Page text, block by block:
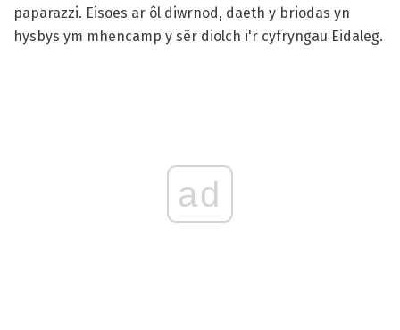
paparazzi. Eisoes ar ôl diwrnod, daeth y briodas yn
hysbys ym mhencamp y sêr diolch i'r cyfryngau Eidaleg.
ad